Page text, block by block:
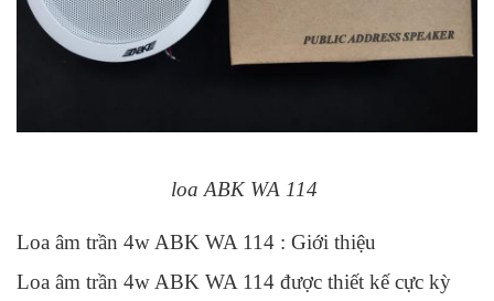
loa ABK WA 114
Loa âm trần 4w ABK WA 114 : Giới thiệu
Loa âm trần 4w ABK WA 114 được thiết kế cực kỳ